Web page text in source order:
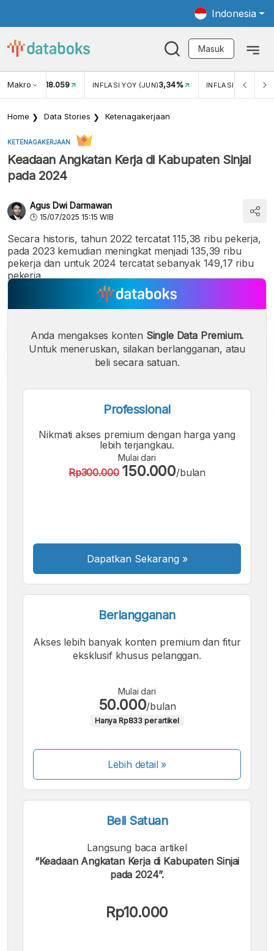
Indonesia
Masuk
Makro
USD/IDR 18.059 INFLASI YOY (JUN)3,34% INFLASI MOM
Home Data Stories Ketenagakerjaan
KETENAGAKERJAAN
Keadaan Angkatan Kerja di Kabupaten Sinjai
pada 2024
Agus Dwi Darmawan
15/07/2025 15:15 WIB
Secara historis, tahun 2022 tercatat 115,38 ribu pekerja,
pada 2023 kemudian meningkat menjadi 135,39 ribu
pekerja dan untuk 2024 tercatat sebanyak 149,17 ribu
pekerja.
A
Font
A
Font
Sedang
A
Font
Anda mengakses konten Single Data Premium.
Untuk meneruskan, silakan berlangganan, atau
beli secara satuan.
Professional
Nikmati akses premium dengan harga yang
lebih terjangkau.
Mulai dari
Rp300.000 150.000/bulan
Dapatkan Sekarang »
Berlangganan
Akses lebih banyak konten premium dan fitur
eksklusif khusus pelanggan.
Mulai dari
50.000/bulan
Hanya Rp833 per artikel
Lebih detail »
Beli Satuan
Langsung baca artikel
“Keadaan Angkatan Kerja di Kabupaten Sinjai
pada 2024”.
Rp10.000
Kami menerima pembayaran berikut: